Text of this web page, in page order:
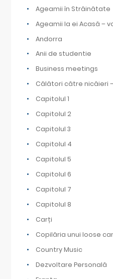
Ageamii în Străinătate
Ageamii la ei Acasă –
Andorra
Anii de studentie
Business meetings
Călători către nicăieri
Capitolul 1
Capitolul 2
Capitolul 3
Capitolul 4
Capitolul 5
Capitolul 6
Capitolul 7
Capitolul 8
Carți
Copilăria unui loose
Country Music
Dezvoltare Personală